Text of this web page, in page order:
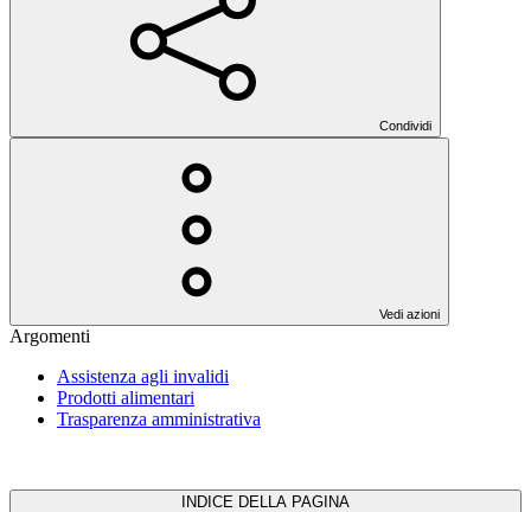
Condividi
Vedi azioni
Argomenti
Assistenza agli invalidi
Prodotti alimentari
Trasparenza amministrativa
INDICE DELLA PAGINA